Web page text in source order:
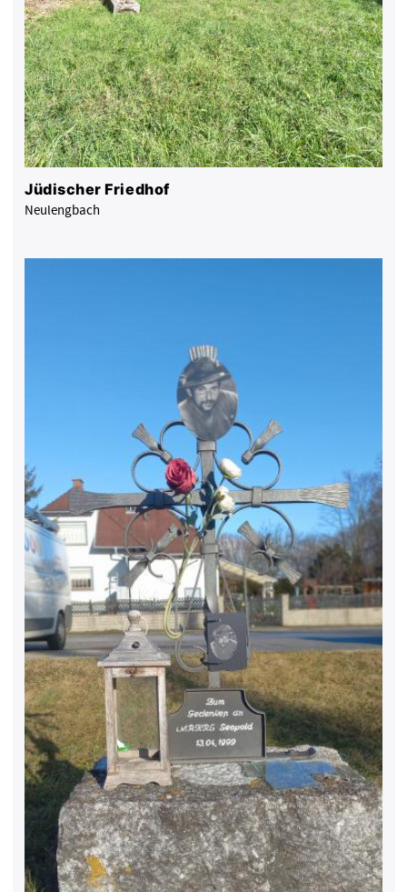
Jüdischer Friedhof
Neulengbach